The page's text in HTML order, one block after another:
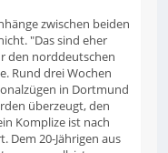
zwischen beiden
"Das sind eher
den norddeutschen
Rund drei Wochen
in Dortmund
überzeugt, den
Komplize ist nach
Dem 20-Jährigen aus